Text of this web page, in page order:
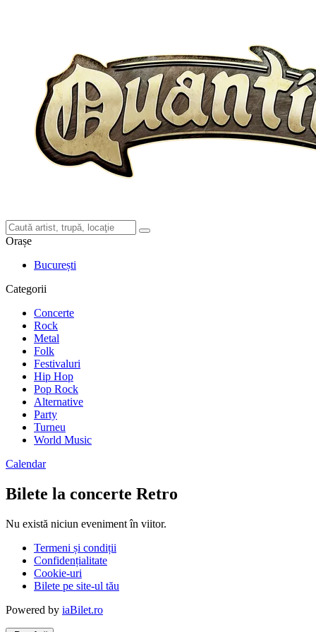
Orașe
București
Categorii
Concerte
Rock
Metal
Folk
Festivaluri
Hip Hop
Pop Rock
Alternative
Party
Turneu
World Music
Calendar
Bilete la concerte Retro
Nu există niciun eveniment în viitor.
Termeni și condiții
Confidențialitate
Cookie-uri
Bilete pe site-ul tău
Powered by iaBilet.ro